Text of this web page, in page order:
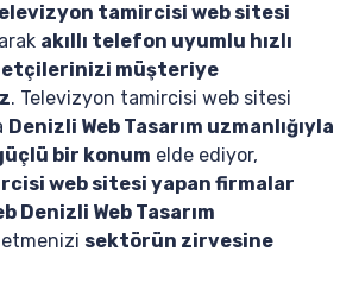
tamircisi web sitesi
akıllı telefon uyumlu hızlı
müşteriye
. Televizyon tamircisi web sitesi
Denizli Web Tasarım uzmanlığıyla
bir konum elde ediyor,
web sitesi yapan firmalar
Denizli Web Tasarım
sektörün zirvesine